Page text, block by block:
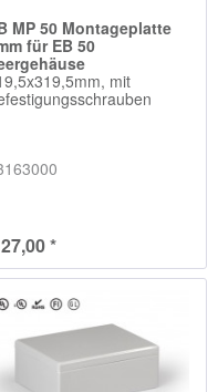
MP 50 Montageplatte
für EB 50
mit
*